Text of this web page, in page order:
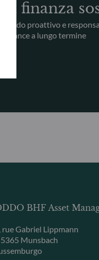
finanza
modo proattivo e
a lungo termine
BHF Asset
rue Gabriel Lippmann
Munsbach